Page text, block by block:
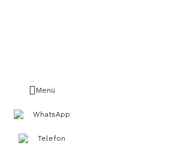
Menü
WhatsApp
Telefon